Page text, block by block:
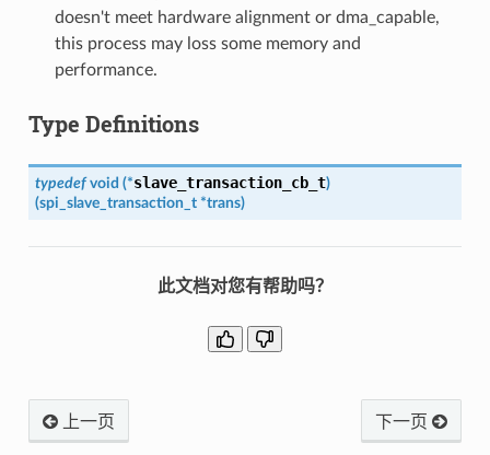
doesn't meet hardware alignment or dma_capable,
this process may loss some memory and
performance.
Type Definitions
typedef void (*slave_transaction_cb_t)
(spi_slave_transaction_t *trans)
此文档对您有帮助吗？
上一页 下一页